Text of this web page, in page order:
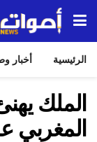
الرئيسية أخبار
الملك
المغربي